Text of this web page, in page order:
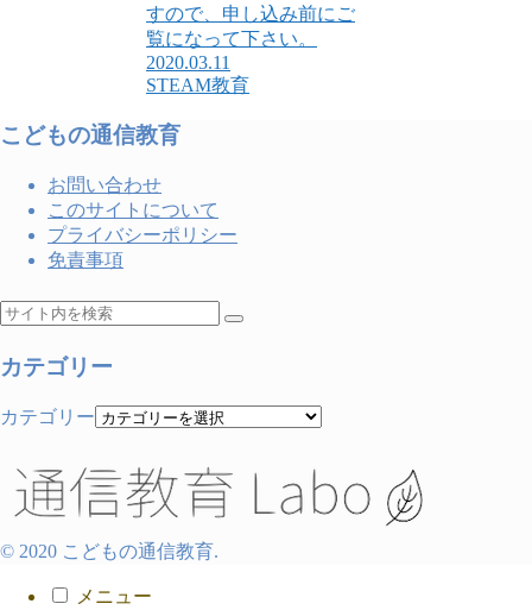
すので、申し込み前にご
覧になって下さい。
2020.03.11
STEAM教育
こどもの通信教育
お問い合わせ
このサイトについて
プライバシーポリシー
免責事項
カテゴリー
カテゴリー
© 2020 こどもの通信教育.
メニュー